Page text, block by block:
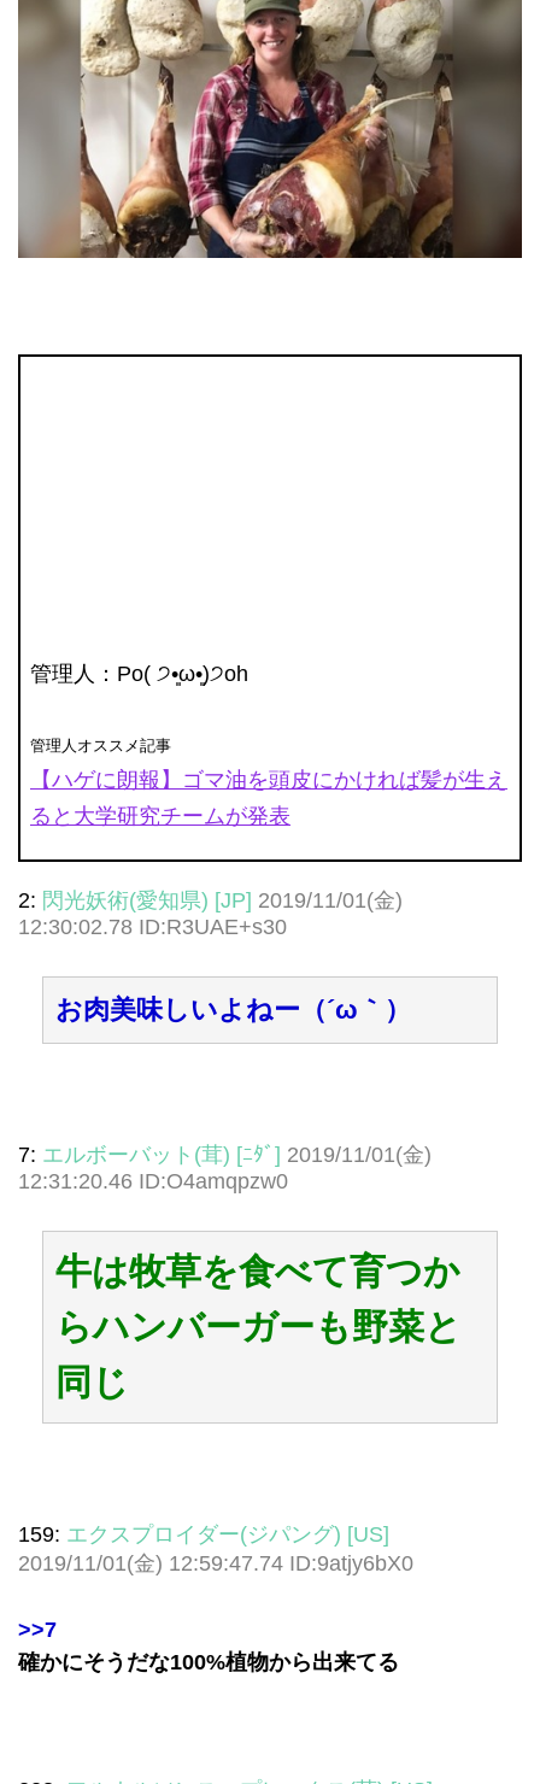
管理人 ：Po( ੭•͈ω•͈)੭oh
管理人オススメ記事
【ハゲに朗報】ゴマ油を頭皮にかければ髪が生え
ると大学研究チームが発表
2: 閃光妖術(愛知県) [JP] 2019/11/01(金)
12:30:02.78 ID:R3UAE+s30
お肉美味しいよねー（´ω｀）
7: エルボーバット(茸) [ﾆﾀﾞ] 2019/11/01(金)
12:31:20.46 ID:O4amqpzw0
牛は牧草を食べて育つか
らハンバーガーも野菜と
同じ
159: エクスプロイダー(ジパング) [US]
2019/11/01(金) 12:59:47.74 ID:9atjy6bX0
>>7
確かにそうだな100%植物から出来てる